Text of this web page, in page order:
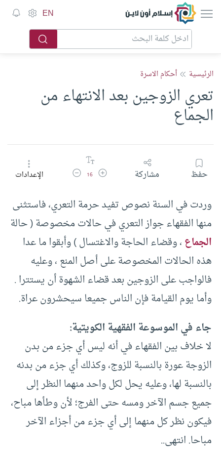
إسلام أون لاين EN
الرئيسية أحكام الاسرة
تعري الزوجين بعد الانتهاء من
الجماع
حفظ مشاركة زيادة حجم الخط
16 تقليل حجم الخطالإعدادات
وردت في السنة نصوص تفيد حرمة التعري، فاستثنى
منها الفقهاء جواز التعري في حالات مخصوصة ( حالة
الجماع، وقضاء الحاجة والاغتسال ) وأبقوا ما عدا
هذه الحالات المخصوصة على أصل المنع ، وعليه
فالواجب على الزوجين بعد قضاء الشهوة أن يستترا .
وأما يوم القيامة فإن الناس جميعا سيحشرون عراة.
جاء في الموسوعة الفقهية الكويتية:
لا خلاف بين الفقهاء في أنه ليس أي جزء من بدن
الزوجة عورة بالنسبة للزوج، وكذلك أي جزء من بدنه
بالنسبة لها، وعليه يحل لكل واحد منهما النظر إلى
جميع جسم الآخر ومسه حتى الفرج؛ لأن وطأها مباح،
فيكون نظر كل منهما إلى أي جزء من أجزاء الآخر
مباحا. انتهى..